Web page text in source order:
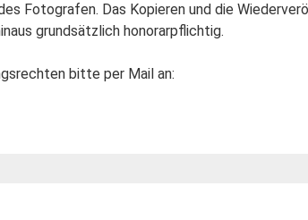
Fotografen. Das Kopieren und die
grundsätzlich honorarpflichtig.
bitte per Mail an: